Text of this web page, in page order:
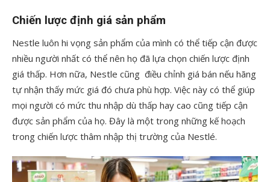
Chiến lược định giá sản phẩm
Nestle luôn hi vọng sản phẩm của mình có thể tiếp cận được
nhiều người nhất có thể nên họ đã lựa chọn chiến lược định
giá thấp. Hơn nữa, Nestle cũng điều chỉnh giá bán nếu hãng
tự nhận thấy mức giá đó chưa phù hợp. Việc này có thể giúp
mọi người có mức thu nhập dù thấp hay cao cũng tiếp cận
được sản phẩm của họ. Đây là một trong những kế hoạch
trong chiến lược thâm nhập thị trường của Nestlé.